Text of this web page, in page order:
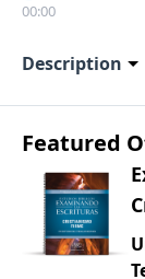
00:00
Description
Featured